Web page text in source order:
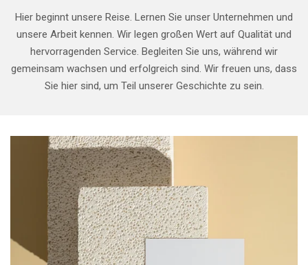
Hier beginnt unsere Reise. Lernen Sie unser Unternehmen und
unsere Arbeit kennen. Wir legen großen Wert auf Qualität und
hervorragenden Service. Begleiten Sie uns, während wir
gemeinsam wachsen und erfolgreich sind. Wir freuen uns, dass
Sie hier sind, um Teil unserer Geschichte zu sein.